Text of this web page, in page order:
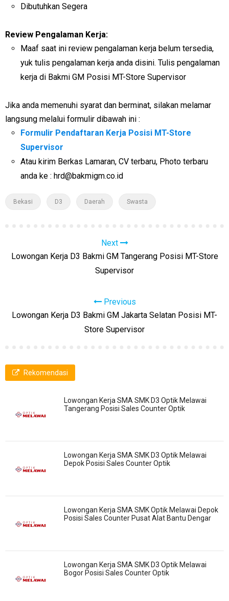
Dibutuhkan Segera
Review Pengalaman Kerja:
Maaf saat ini review pengalaman kerja belum tersedia,
yuk tulis pengalaman kerja anda disini. Tulis pengalaman
kerja di Bakmi GM Posisi MT-Store Supervisor
Jika anda memenuhi syarat dan berminat, silakan melamar
langsung melalui formulir dibawah ini :
Formulir Pendaftaran Kerja Posisi MT-Store
Supervisor
Atau kirim Berkas Lamaran, CV terbaru, Photo terbaru
anda ke : hrd@bakmigm.co.id
Bekasi D3 Daerah Swasta
Next
Lowongan Kerja D3 Bakmi GM Tangerang Posisi MT-Store
Supervisor
Previous
Lowongan Kerja D3 Bakmi GM Jakarta Selatan Posisi MT-
Store Supervisor
Rekomendasi
Lowongan Kerja SMA SMK D3 Optik Melawai
Tangerang Posisi Sales Counter Optik
Lowongan Kerja SMA SMK D3 Optik Melawai
Depok Posisi Sales Counter Optik
Lowongan Kerja SMA SMK Optik Melawai Depok
Posisi Sales Counter Pusat Alat Bantu Dengar
Lowongan Kerja SMA SMK D3 Optik Melawai
Bogor Posisi Sales Counter Optik